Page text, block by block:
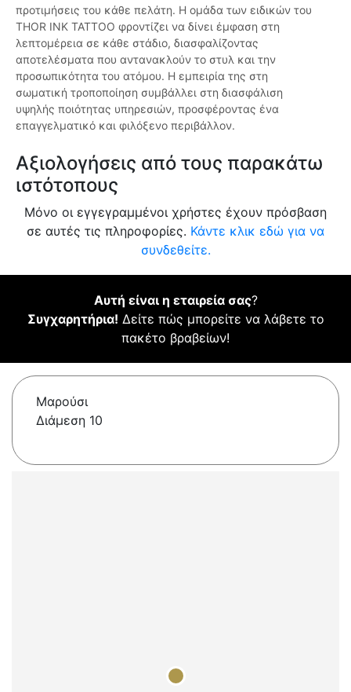
προτιμήσεις του κάθε πελάτη. Η ομάδα των ειδικών του
THOR INK TATTOO φροντίζει να δίνει έμφαση στη
λεπτομέρεια σε κάθε στάδιο, διασφαλίζοντας
αποτελέσματα που αντανακλούν το στυλ και την
προσωπικότητα του ατόμου. Η εμπειρία της στη
σωματική τροποποίηση συμβάλλει στη διασφάλιση
υψηλής ποιότητας υπηρεσιών, προσφέροντας ένα
επαγγελματικό και φιλόξενο περιβάλλον.
Αξιολογήσεις από τους παρακάτω
ιστότοπους
Μόνο οι εγγεγραμμένοι χρήστες έχουν πρόσβαση
σε αυτές τις πληροφορίες. Κάντε κλικ εδώ για να
συνδεθείτε.
Αυτή είναι η εταιρεία σας?
Συγχαρητήρια! Δείτε πώς μπορείτε να λάβετε το
πακέτο βραβείων!
Μαρούσι
Διάμεση 10